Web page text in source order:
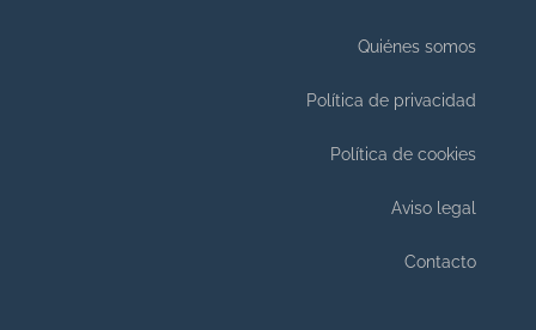
Quiénes somos
Política de privacidad
Política de cookies
Aviso legal
Contacto